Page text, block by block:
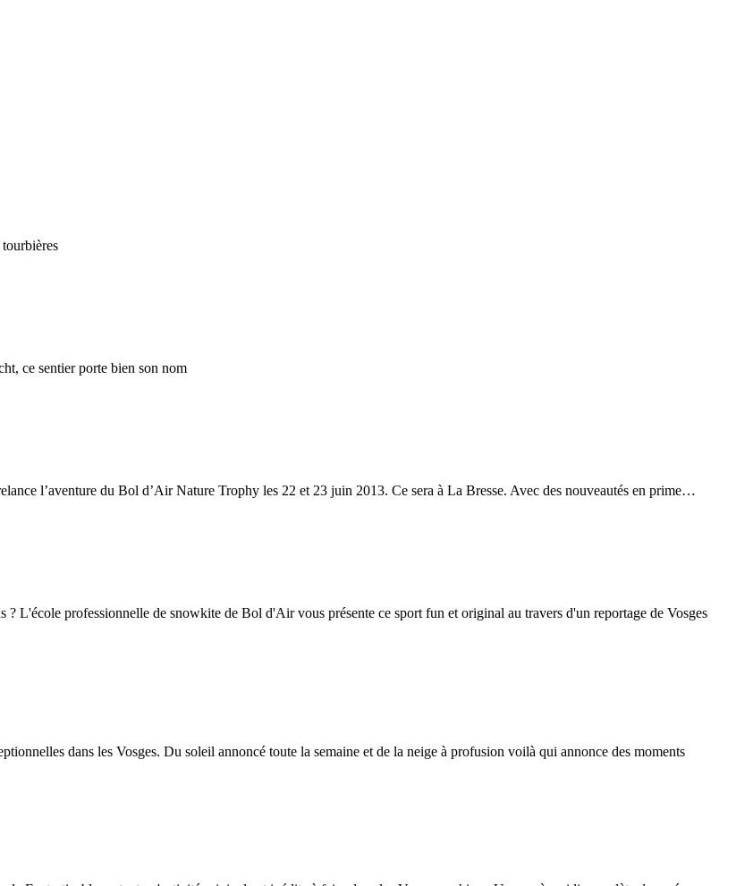
ce sentier porte bien son nom
l’aventure du Bol d’Air Nature Trophy les 22 et 23 juin 2013. Ce sera à La Bresse. Avec des nouveautés en prime…
L'école professionnelle de snowkite de Bol d'Air vous présente ce sport fun et original au travers d'un reportage de Vosges
dans les Vosges. Du soleil annoncé toute la semaine et de la neige à profusion voilà qui annonce des moments